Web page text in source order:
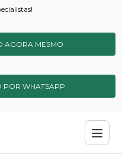
AGORA MESMO
POR WHATSAPP